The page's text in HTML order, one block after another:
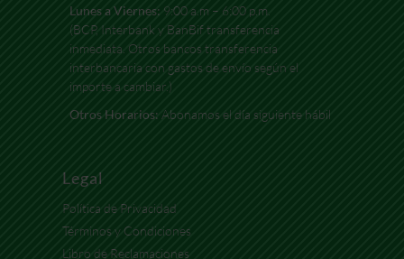
Lunes a Viernes: 9:00 a.m – 6:00 p.m.
(BCP, Interbank y BanBif transferencia
inmediata. Otros bancos transferencia
interbancaria con gastos de envío según el
importe a cambiar.)
Otros Horarios: Abonamos el día siguiente hábil
Legal
Política de Privacidad
Términos y Condiciones
Libro de Reclamaciones